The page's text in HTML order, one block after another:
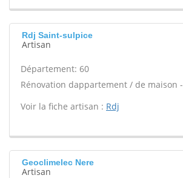
Rdj Saint-sulpice
Artisan
Département: 60
Rénovation dappartement / de maison -
Voir la fiche artisan : Rdj
Geoclimelec Nere
Artisan